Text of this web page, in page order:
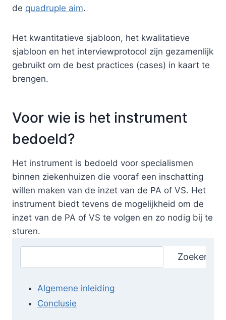
de quadruple aim.
Het kwantitatieve sjabloon, het kwalitatieve
sjabloon en het interviewprotocol zijn gezamenlijk
gebruikt om de best practices (cases) in kaart te
brengen.
Voor wie is het instrument
bedoeld?
Het instrument is bedoeld voor specialismen
binnen ziekenhuizen die vooraf een inschatting
willen maken van de inzet van de PA of VS. Het
instrument biedt tevens de mogelijkheid om de
inzet van de PA of VS te volgen en zo nodig bij te
sturen.
Zoeken
Algemene inleiding
Conclusie